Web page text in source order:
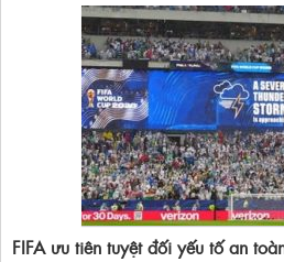
FIFA ưu tiên tuyệt đối yếu tố an